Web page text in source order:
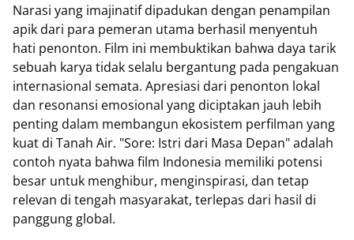
Narasi yang imajinatif dipadukan dengan penampilan
apik dari para pemeran utama berhasil menyentuh
hati penonton. Film ini membuktikan bahwa daya tarik
sebuah karya tidak selalu bergantung pada pengakuan
internasional semata. Apresiasi dari penonton lokal
dan resonansi emosional yang diciptakan jauh lebih
penting dalam membangun ekosistem perfilman yang
kuat di Tanah Air. "Sore: Istri dari Masa Depan" adalah
contoh nyata bahwa film Indonesia memiliki potensi
besar untuk menghibur, menginspirasi, dan tetap
relevan di tengah masyarakat, terlepas dari hasil di
panggung global.